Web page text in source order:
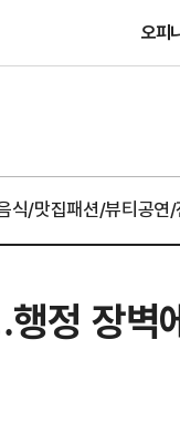
오피
식/맛집패션/뷰티공연
정 장